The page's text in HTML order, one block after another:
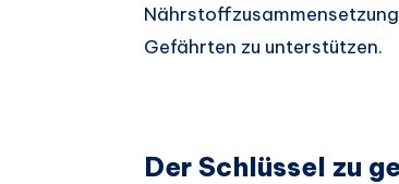
Gefährten zu unterstützen.
Der Schlüssel zu